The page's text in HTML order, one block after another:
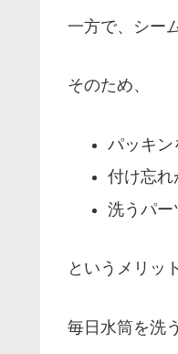
一方で、シー
そのため、
パッキン
付け忘れ
洗うパー
というメリッ
毎日水筒を洗